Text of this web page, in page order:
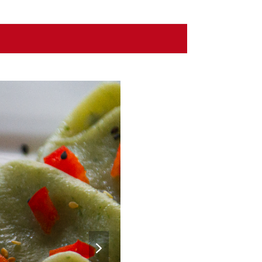
next
slide